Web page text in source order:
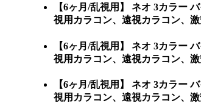
【6ヶ月/乱視用】 ネオ 3カラー
視用カラコン、遠視カラコン、
【6ヶ月/乱視用】 ネオ 3カラー
視用カラコン、遠視カラコン、
【6ヶ月/乱視用】 ネオ 3カラー
視用カラコン、遠視カラコン、